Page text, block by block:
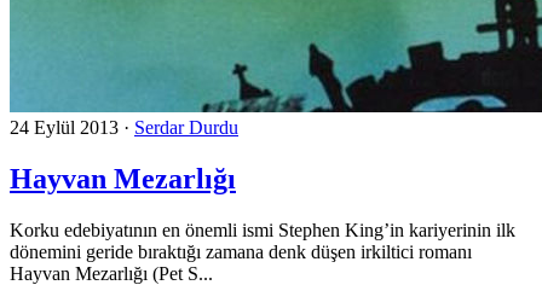
24 Eylül 2013 · Serdar Durdu
Hayvan Mezarlığı
Korku edebiyatının en önemli ismi Stephen King’in kariyerinin ilk
dönemini geride bıraktığı zamana denk düşen irkiltici romanı
Hayvan Mezarlığı (Pet S...